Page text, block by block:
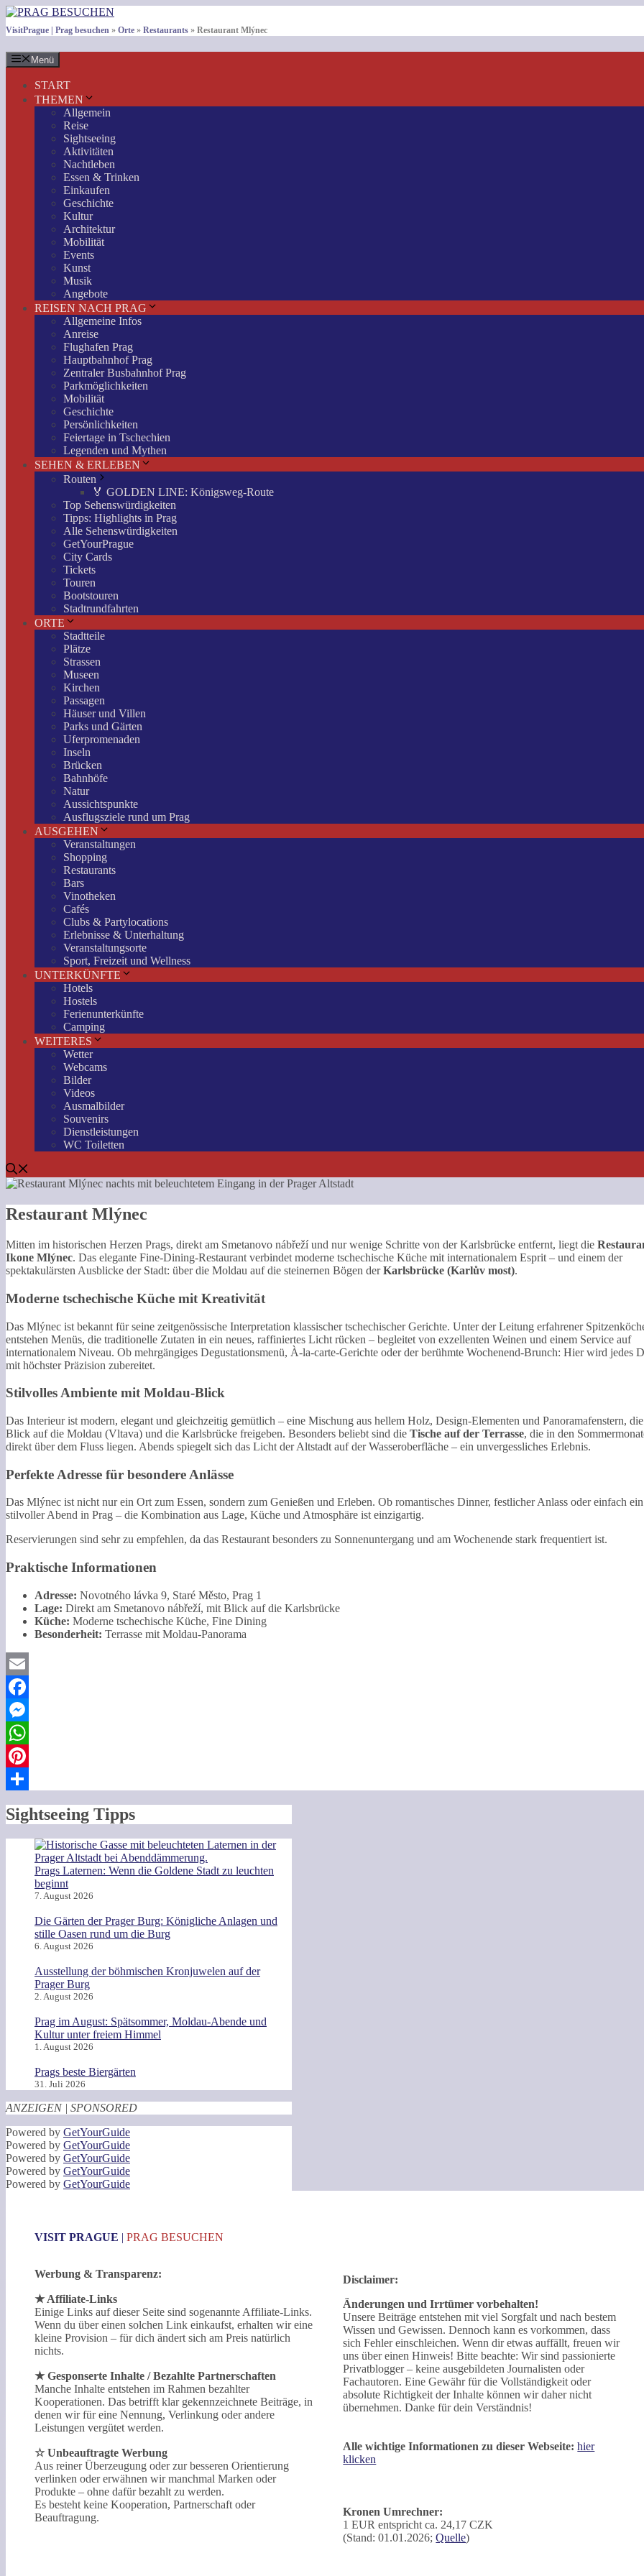
Zum
Inhalt
springen
VisitPrague | Prag besuchen » Orte » Restaurants » Restaurant Mlýnec
Menü
START
THEMEN
Allgemein
Reise
Sightseeing
Aktivitäten
Nachtleben
Essen & Trinken
Einkaufen
Geschichte
Kultur
Architektur
Mobilität
Events
Kunst
Musik
Angebote
REISEN NACH PRAG
Allgemeine Infos
Anreise
Flughafen Prag
Hauptbahnhof Prag
Zentraler Busbahnhof Prag
Parkmöglichkeiten
Mobilität
Geschichte
Persönlichkeiten
Feiertage in Tschechien
Legenden und Mythen
SEHEN & ERLEBEN
Routen
🏅 GOLDEN LINE: Königsweg-Route
Top Sehenswürdigkeiten
Tipps: Highlights in Prag
Alle Sehenswürdigkeiten
GetYourPrague
City Cards
Tickets
Touren
Bootstouren
Stadtrundfahrten
ORTE
Stadtteile
Plätze
Strassen
Museen
Kirchen
Passagen
Häuser und Villen
Parks und Gärten
Uferpromenaden
Inseln
Brücken
Bahnhöfe
Natur
Aussichtspunkte
Ausflugsziele rund um Prag
AUSGEHEN
Veranstaltungen
Shopping
Restaurants
Bars
Vinotheken
Cafés
Clubs & Partylocations
Erlebnisse & Unterhaltung
Veranstaltungsorte
Sport, Freizeit und Wellness
UNTERKÜNFTE
Hotels
Hostels
Ferienunterkünfte
Camping
WEITERES
Wetter
Webcams
Bilder
Videos
Ausmalbilder
Souvenirs
Dienstleistungen
WC Toiletten
Restaurant Mlýnec
Mitten im historischen Herzen Prags, direkt am Smetanovo nábřeží und nur wenige Schritte von der Karlsbrücke entfernt, liegt die
Ikone Mlýnec. Das elegante Fine-Dining-Restaurant verbindet moderne tschechische Küche mit internationalem Esprit – und einem der
spektakulärsten Ausblicke der Stadt: über die Moldau auf die steinernen Bögen derKarlsbrücke (Karlův most).
Moderne tschechische Küche mit Kreativität
Das Mlýnec ist bekannt für seine zeitgenössische Interpretation klassischer tschechischer Gerichte. Unter der Leitung erfahrener
entstehen Menüs, die traditionelle Zutaten in ein neues, raffiniertes Licht rücken – begleitet von exzellenten Weinen und einem Service auf
internationalem Niveau. Ob mehrgängiges Degustationsmenü, À-la-carte-Gerichte oder der berühmte Wochenend-Brunch: Hier wird jedes
mit höchster Präzision zubereitet.
Stilvolles Ambiente mit Moldau-Blick
Das Interieur ist modern, elegant und gleichzeitig gemütlich – eine Mischung aus hellem Holz, Design-Elementen und Panoramafenstern,
Blick auf die Moldau (Vltava) und die Karlsbrücke freigeben. Besonders beliebt sind die Tische auf der Terrasse, die in den
direkt über dem Fluss liegen. Abends spiegelt sich das Licht der Altstadt auf der Wasseroberfläche – ein unvergessliches Erlebnis.
Perfekte Adresse für besondere Anlässe
Das Mlýnec ist nicht nur ein Ort zum Essen, sondern zum Genießen und Erleben. Ob romantisches Dinner, festlicher Anlass oder einfach ein
stilvoller Abend in Prag – die Kombination aus Lage, Küche und Atmosphäre ist einzigartig.
Reservierungen sind sehr zu empfehlen, da das Restaurant besonders zu Sonnenuntergang und am Wochenende stark frequentiert ist.
Praktische Informationen
Adresse: Novotného lávka 9, Staré Město, Prag 1
Lage: Direkt am Smetanovo nábřeží, mit Blick auf die Karlsbrücke
Küche: Moderne tschechische Küche, Fine Dining
Besonderheit: Terrasse mit Moldau-Panorama
Email
Facebook
Messenger
WhatsApp
Pinterest
Sightseeing Tipps
Prags Laternen: Wenn die Goldene Stadt zu leuchten
beginnt
7. August 2026
Die Gärten der Prager Burg: Königliche Anlagen und
stille Oasen rund um die Burg
6. August 2026
Ausstellung der böhmischen Kronjuwelen auf der
Prager Burg
2. August 2026
Prag im August: Spätsommer, Moldau-Abende und
Kultur unter freiem Himmel
1. August 2026
Prags beste Biergärten
31. Juli 2026
ANZEIGEN | SPONSORED
Powered by GetYourGuide
Powered by GetYourGuide
Powered by GetYourGuide
Powered by GetYourGuide
Powered by GetYourGuide
VISIT PRAGUE | PRAG BESUCHEN
Werbung & Transparenz:
★ Affiliate-Links
Einige Links auf dieser Seite sind sogenannte Affiliate-Links.
Wenn du über einen solchen Link einkaufst, erhalten wir eine
kleine Provision – für dich ändert sich am Preis natürlich
nichts.
★ Gesponserte Inhalte / Bezahlte Partnerschaften
Manche Inhalte entstehen im Rahmen bezahlter
Kooperationen. Das betrifft klar gekennzeichnete Beiträge, in
denen wir für eine Nennung, Verlinkung oder andere
Leistungen vergütet werden.
☆ Unbeauftragte Werbung
Aus reiner Überzeugung oder zur besseren Orientierung
verlinken oder erwähnen wir manchmal Marken oder
Produkte – ohne dafür bezahlt zu werden.
Es besteht keine Kooperation, Partnerschaft oder
Beauftragung.
Disclaimer:
Änderungen und Irrtümer vorbehalten!
Unsere Beiträge entstehen mit viel Sorgfalt und nach bestem
Wissen und Gewissen. Dennoch kann es vorkommen, dass
sich Fehler einschleichen. Wenn dir etwas auffällt, freuen wir
uns über einen Hinweis! Bitte beachte: Wir sind passionierte
Privatblogger – keine ausgebildeten Journalisten oder
Fachautoren. Eine Gewähr für die Vollständigkeit oder
absolute Richtigkeit der Inhalte können wir daher nicht
übernehmen. Danke für dein Verständnis!
Alle wichtige Informationen zu dieser Webseite: hier
klicken
Kronen Umrechner:
1 EUR entspricht ca. 24,17 CZK
(Stand: 01.01.2026;Quelle)